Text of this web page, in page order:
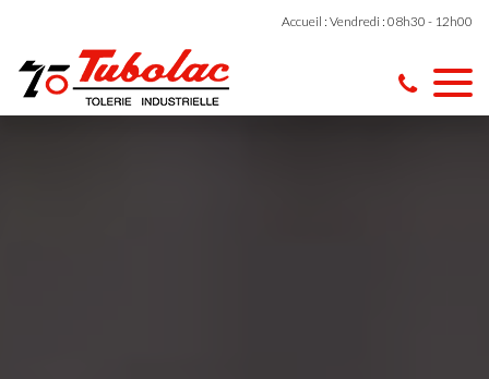
Accueil : Vendredi : 08h30 - 12h00